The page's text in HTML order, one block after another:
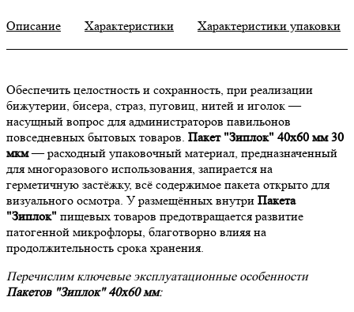
Описание Характеристики Характеристики упаковки
Обеспечить целостность и сохранность, при реализации
бижутерии, бисера, страз, пуговиц, нитей и иголок —
насущный вопрос для администраторов павильонов
повседневных бытовых товаров. Пакет "Зиплок" 40х60 мм 30
мкм— расходный упаковочный материал, предназначенный
для многоразового использования, запирается на
герметичную застёжку, всё содержимое пакета открыто для
визуального осмотра. У размещённых внутри Пакета
"Зиплок" пищевых товаров предотвращается развитие
патогенной микрофлоры, благотворно влияя на
продолжительность срока хранения.
Перечислим ключевые эксплуатационные особенности
Пакетов "Зиплок" 40х60 мм: